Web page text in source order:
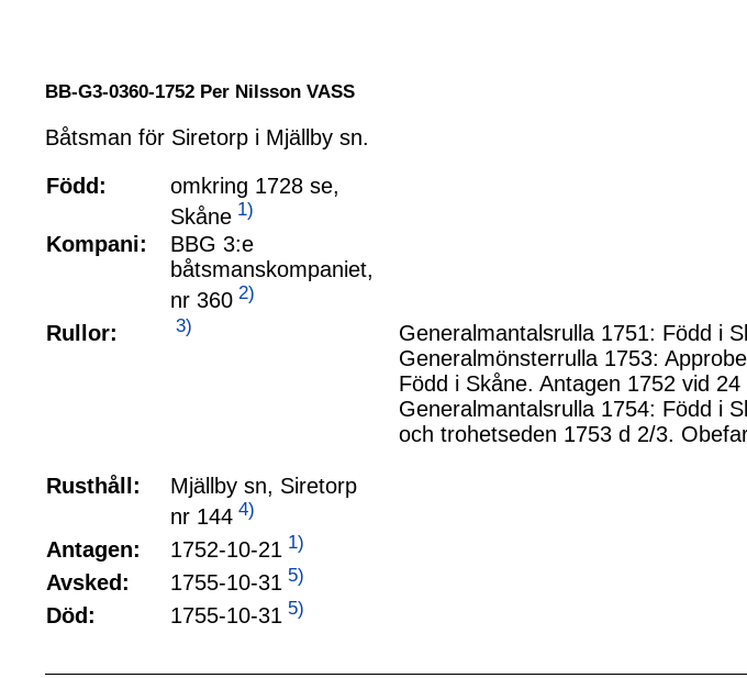
BB-G3-0360-1752 Per Nilsson VASS
Båtsman för Siretorp i Mjällby sn.
Född:
omkring 1728 se,
Skåne 1)
Kompani:
BBG 3:e
båtsmanskompaniet,
nr 360 2)
Rullor: 3)
Generalmantalsrulla 1751: Född i
Generalmönsterrulla 1753:
Född i Skåne. Antagen 1752 vid
Generalmantalsrulla 1754: Född i
och trohetseden 1753 d 2/3.
Rusthåll:
Mjällby sn, Siretorp
nr 144 4)
Antagen: 1752-10-21 1)
Avsked: 1755-10-31 5)
Död: 1755-10-31 5)